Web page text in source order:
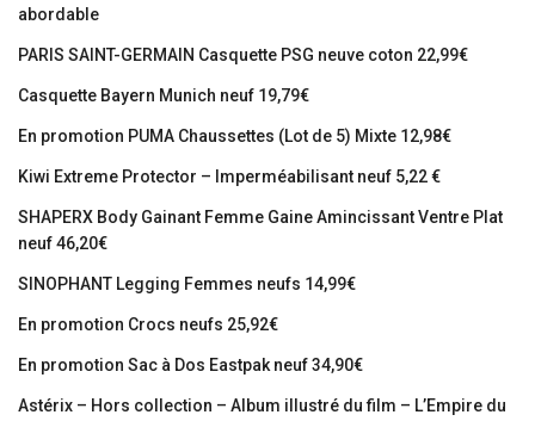
abordable
PARIS SAINT-GERMAIN Casquette PSG neuve coton 22,99€
Casquette Bayern Munich neuf 19,79€
En promotion PUMA Chaussettes (Lot de 5) Mixte 12,98€
Kiwi Extreme Protector – Imperméabilisant neuf 5,22 €
SHAPERX Body Gainant Femme Gaine Amincissant Ventre Plat
neuf 46,20€
SINOPHANT Legging Femmes neufs 14,99€
En promotion Crocs neufs 25,92€
En promotion Sac à Dos Eastpak neuf 34,90€
Astérix – Hors collection – Album illustré du film – L’Empire du